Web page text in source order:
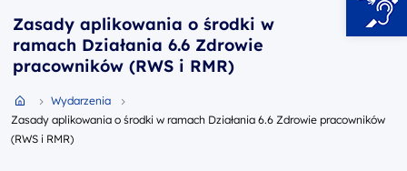
Zasady aplikowania o środki w
ramach Działania 6.6 Zdrowie
pracowników (RWS i RMR)
Przejdź do strony głównej portalu
Wydarzenia
Zasady aplikowania o środki w ramach Działania 6.6 Zdrowie pracowników
(RWS i RMR)